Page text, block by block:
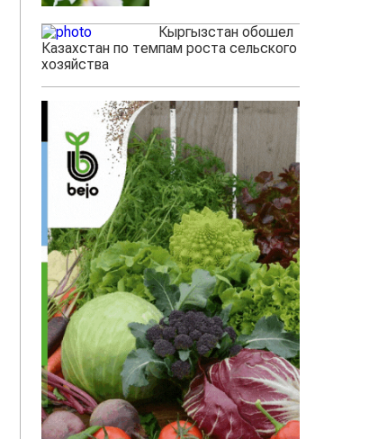
Кыргызстан обошел
Казахстан по темпам роста сельского
хозяйства